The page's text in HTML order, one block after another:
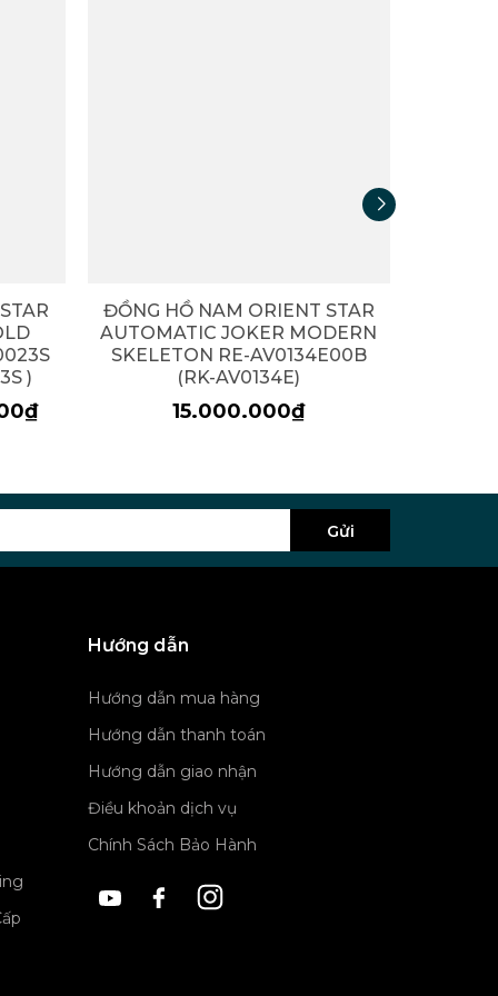
)
ĐỒNG HỒ NAM ORIENT STAR
AUTOMATIC JOKER MODERN
SKELETON RE-AV0134E00B
(RK-AV0134E)
15.000.000₫
Gửi
Hướng dẫn
Hướng dẫn mua hàng
Hướng dẫn thanh toán
Hướng dẫn giao nhận
Điều khoản dịch vụ
Chính Sách Bảo Hành